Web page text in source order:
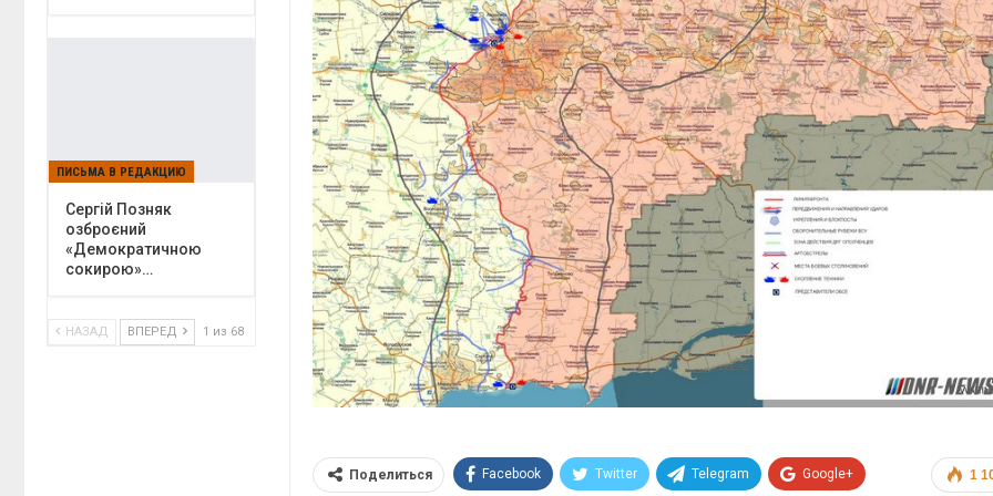
1
Поделиться Facebook Twitter Telegram Google+
ПИСЬМА В РЕДАКЦИЮ
Сергій Позняк
озброєний
«Демократичною
сокирою»…
НАЗАД ВПЕРЕД 1 из 68